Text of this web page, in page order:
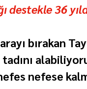
destekle 36
bırakan
nefese